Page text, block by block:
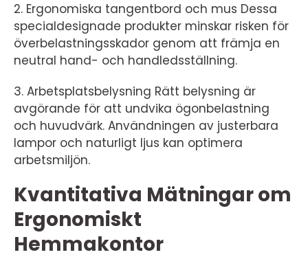
2. Ergonomiska tangentbord och mus Dessa
specialdesignade produkter minskar risken för
överbelastningsskador genom att främja en
neutral hand- och handledsställning.
3. Arbetsplatsbelysning Rätt belysning är
avgörande för att undvika ögonbelastning
och huvudvärk. Användningen av justerbara
lampor och naturligt ljus kan optimera
arbetsmiljön.
Kvantitativa Mätningar om
Ergonomiskt
Hemmakontor